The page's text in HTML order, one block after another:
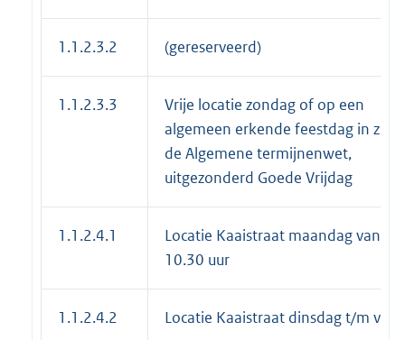
1.1.2.3.2 (gereserveerd)
1.1.2.3.3
Vrije locatie zondag of op een
algemeen erkende feestdag in zin
de Algemene termijnenwet,
uitgezonderd Goede Vrijdag
1.1.2.4.1
Locatie Kaaistraat maandag vanaf
10.30 uur
1.1.2.4.2 Locatie Kaaistraat dinsdag t/m